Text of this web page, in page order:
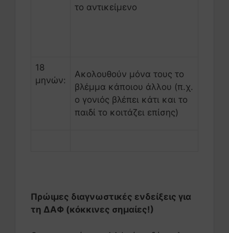
το αντικείμενο
18
μηνών:
Ακολουθούν μόνα τους το
βλέμμα κάποιου άλλου (π.χ.
ο γονιός βλέπει κάτι και το
παιδί το κοιτάζει επίσης)
Πρώιμες διαγνωστικές ενδείξεις για
τη ΔΑΦ (κόκκινες σημαίες!)